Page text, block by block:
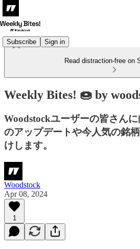
Subscribe Sign in
Read distraction-free on
Weekly Bites! 🍩 by
Woodstockユーザーの皆さん
のアップデートや今人気の銘
けします。
Woodstock
Apr 08, 2024
1